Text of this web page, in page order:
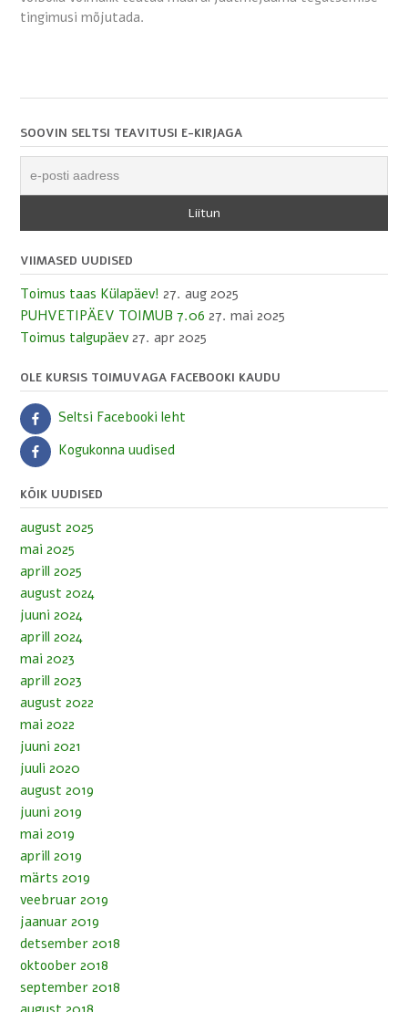
tingimusi mõjutada.
SOOVIN SELTSI TEAVITUSI E-KIRJAGA
VIIMASED UUDISED
Toimus taas Külapäev! 27. aug 2025
PUHVETIPÄEV TOIMUB 7.06 27. mai 2025
Toimus talgupäev 27. apr 2025
OLE KURSIS TOIMUVAGA FACEBOOKI KAUDU
Seltsi Facebooki leht
Kogukonna uudised
KÕIK UUDISED
august 2025
mai 2025
aprill 2025
august 2024
juuni 2024
aprill 2024
mai 2023
aprill 2023
august 2022
mai 2022
juuni 2021
juuli 2020
august 2019
juuni 2019
mai 2019
aprill 2019
märts 2019
veebruar 2019
jaanuar 2019
detsember 2018
oktoober 2018
september 2018